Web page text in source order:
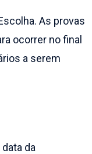
As provas
ocorrer no final
a serem
da